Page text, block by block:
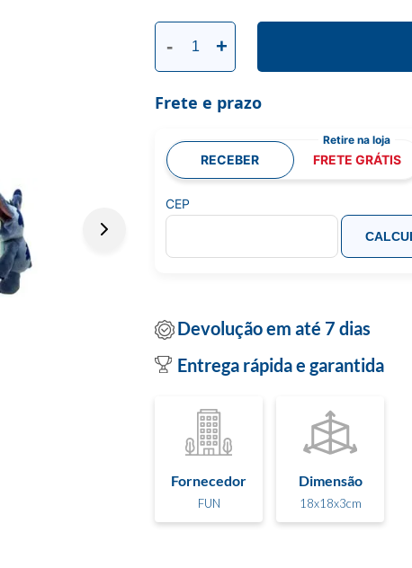
- +
Frete e prazo
RECEBER FRETE GRÁTIS
CEP
Devolução em até 7 dias
Entrega rápida e garantida
Fornecedor
FUN
Dimensão
18x18x3cm